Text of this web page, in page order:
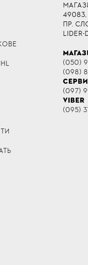
49083,
ПР.
LIDER-
(050)
(098)
(097)
VIBER
(095)